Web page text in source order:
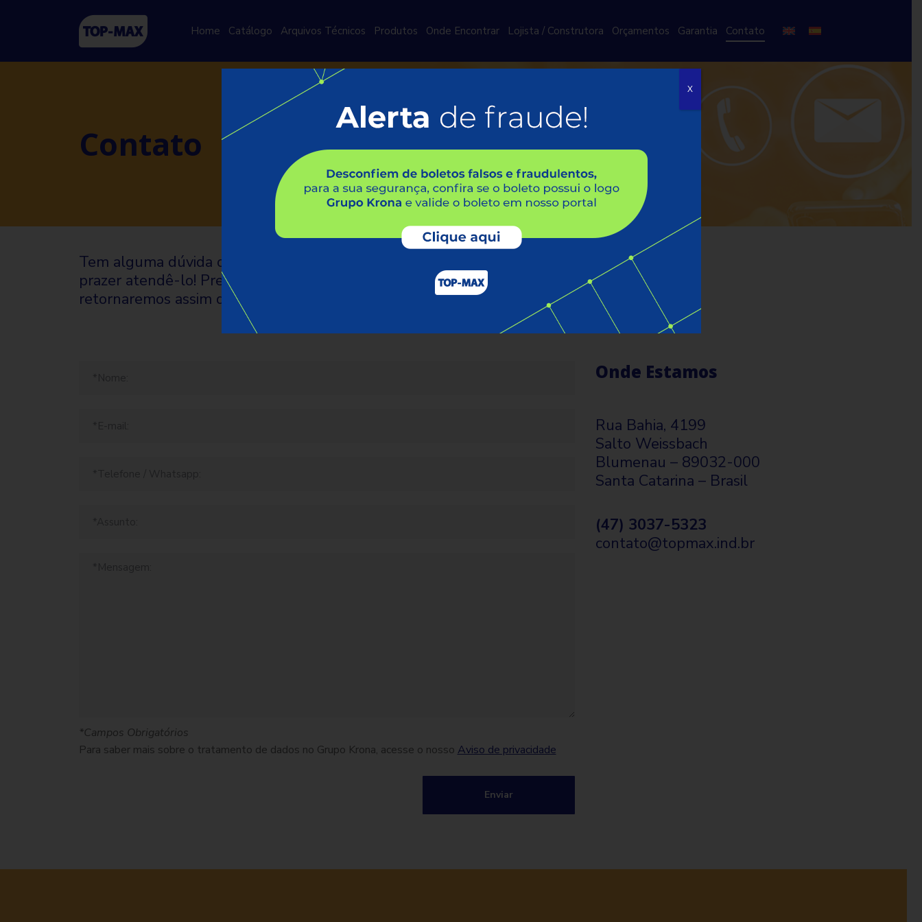
Home Catálogo Arquivos Técnicos Produtos Onde Encontrar Lojista / Construtora Orçamentos Garantia Contato
Contato
Tem alguma dúvida ou gostaria de conversar conosco? Será um
prazer atendê-lo! Preencha o formulário abaixo e nós
retornaremos assim que possível.
*Campos Obrigatórios
Para saber mais sobre o tratamento de dados no Grupo Krona, acesse o nosso Aviso de privacidade
Onde Estamos
Rua Bahia, 4199
Salto Weissbach
Blumenau – 89032-000
Santa Catarina – Brasil
(47) 3037-5323
contato@topmax.ind.br
X